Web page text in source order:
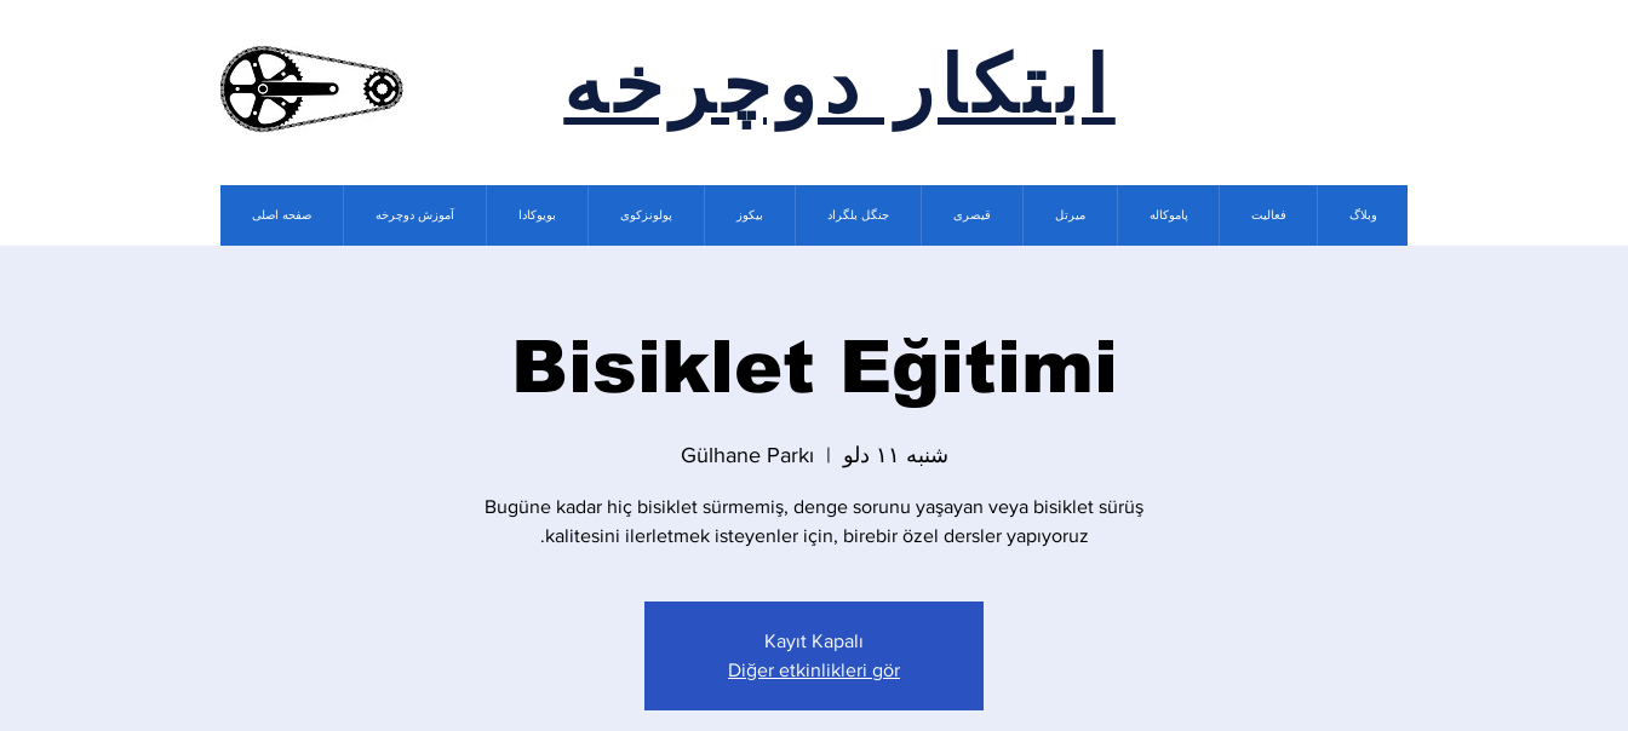
ابتکار دوچرخه
صفحه اصلی آموزش دوچرخه بویوکادا پولونزکوی بیکوز جنگل بلگراد قیصری میرتل پاموکاله فعالیت وبلاگ
Bisiklet Eğitimi
شنبه ۱۱ دلو
  |
Gülhane Parkı
Bugüne kadar hiç bisiklet sürmemiş, denge sorunu yaşayan veya bisiklet sürüş
kalitesini ilerletmek isteyenler için, birebir özel dersler yapıyoruz.
Kayıt Kapalı
Diğer etkinlikleri gör